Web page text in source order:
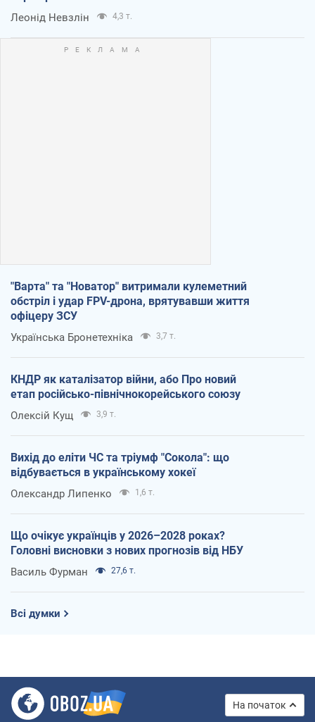
Леонід Невзлін 4,3 т.
"Варта" та "Новатор" витримали кулеметний
обстріл і удар FPV-дрона, врятувавши життя
офіцеру ЗСУ
Українська Бронетехніка 3,7 т.
КНДР як каталізатор війни, або Про новий
етап російсько-північнокорейського союзу
Олексій Кущ 3,9 т.
Вихід до еліти ЧС та тріумф "Сокола": що
відбувається в українському хокеї
Олександр Липенко 1,6 т.
Що очікує українців у 2026–2028 роках?
Головні висновки з нових прогнозів від НБУ
Василь Фурман 27,6 т.
Всі думки
На початок